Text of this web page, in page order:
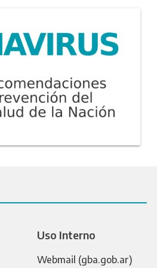
Uso Interno
Webmail (gba.gob.ar)